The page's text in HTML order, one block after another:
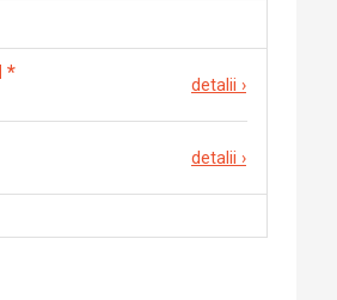
*
detalii ›
detalii ›